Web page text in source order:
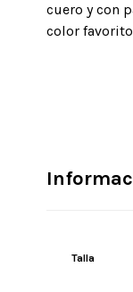
cuero y con
color
Talla